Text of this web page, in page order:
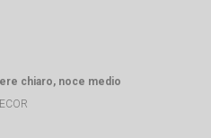
chiaro, noce medio